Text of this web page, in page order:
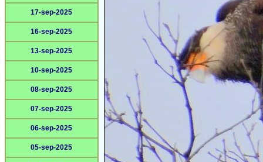
17-sep-2025
16-sep-2025
13-sep-2025
10-sep-2025
08-sep-2025
07-sep-2025
06-sep-2025
05-sep-2025